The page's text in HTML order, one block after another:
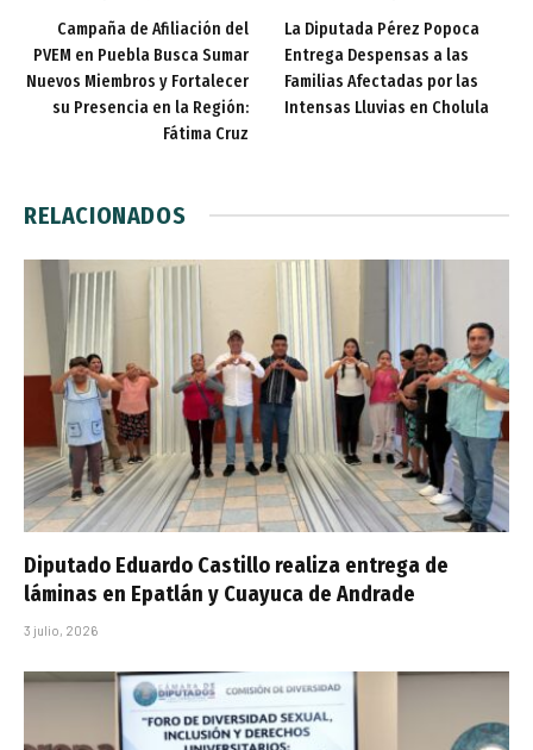
Campaña de Afiliación del
PVEM en Puebla Busca Sumar
Nuevos Miembros y Fortalecer
su Presencia en la Región:
Fátima Cruz
La Diputada Pérez Popoca
Entrega Despensas a las
Familias Afectadas por las
Intensas Lluvias en Cholula
RELACIONADOS
Diputado Eduardo Castillo realiza entrega de
láminas en Epatlán y Cuayuca de Andrade
3 julio, 2026